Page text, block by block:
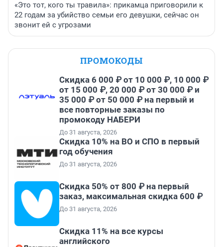
«Это тот, кого ты травила»: прикамца приговорили к
22 годам за убийство семьи его девушки, сейчас он
звонит ей с угрозами
ПРОМОКОДЫ
Скидка 6 000 ₽ от 10 000 ₽, 10 000 ₽
от 15 000 ₽, 20 000 ₽ от 30 000 ₽ и
35 000 ₽ от 50 000 ₽ на первый и
все повторные заказы по
промокоду НАБЕРИ
До 31 августа, 2026
Скидка 10% на ВО и СПО в первый
год обучения
До 31 августа, 2026
Скидка 50% от 800 ₽ на первый
заказ, максимальная скидка 600 ₽
До 31 августа, 2026
Скидка 11% на все курсы
английского